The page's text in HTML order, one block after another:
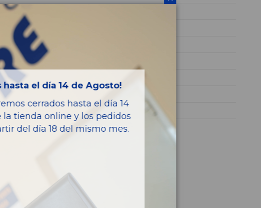
V70 FAMILIAR
vehículo
el día 14 de Agosto!
cerrados hasta el día 14
tienda online y los pedidos
del día 18 del mismo mes.